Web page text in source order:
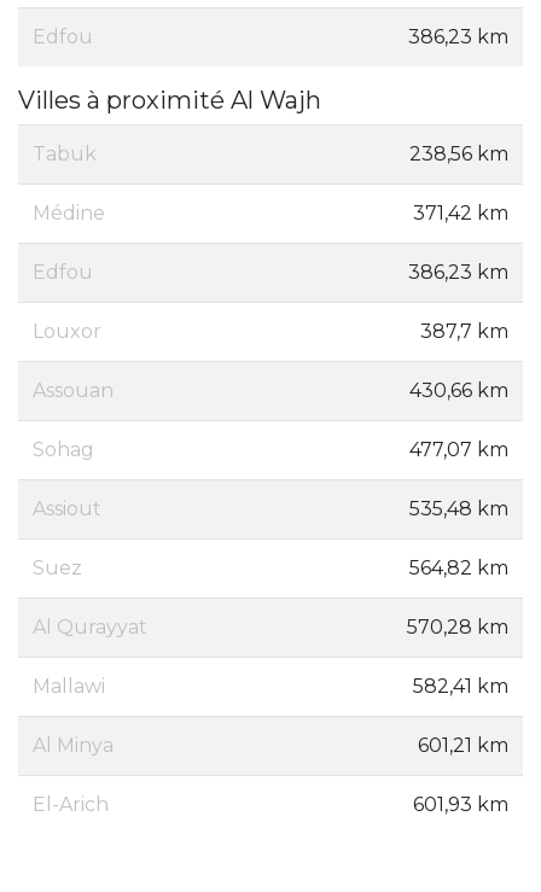
Edfou 386,23 km
Villes à proximité Al Wajh
Tabuk 238,56 km
Médine 371,42 km
Edfou 386,23 km
Louxor 387,7 km
Assouan 430,66 km
Sohag 477,07 km
Assiout 535,48 km
Suez 564,82 km
Al Qurayyat 570,28 km
Mallawi 582,41 km
Al Minya 601,21 km
El-Arich 601,93 km